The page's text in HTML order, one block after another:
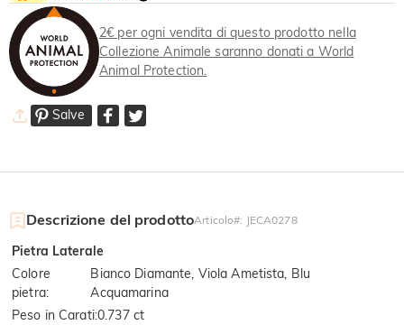
2€ per ogni vendita di questo prodotto nella
Collezione Animale saranno donati a World
Animal Protection.
Salve
Descrizione del prodottoArticolo#: JECA0278
Pietra Laterale
Colore
pietra:
Bianco Diamante, Viola Ametista, Blu
Acquamarina
Peso in Carati:0.737 ct